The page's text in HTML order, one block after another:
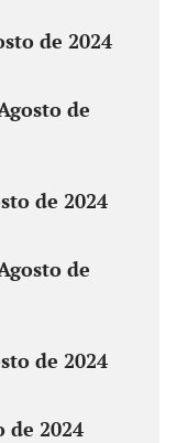
de 2024
de
de 2024
de
de 2024
de 2024